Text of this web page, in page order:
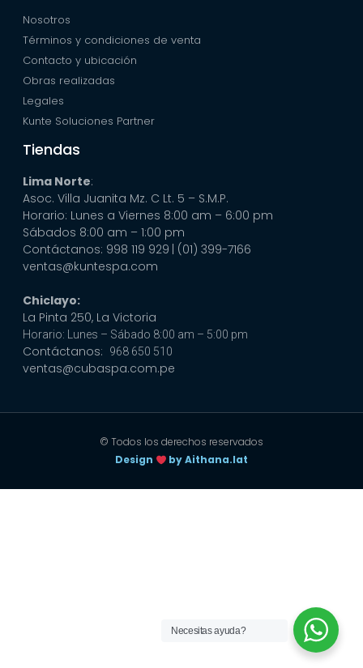
Nosotros
Términos y condiciones de venta
Contacto y ubicación
Obras realizadas
Legales
Kunte Soluciones Partner
Tiendas
Lima Norte:
Asoc. Villa Juanita Mz. C Lt. 5 – S.M.P.
Horario: Lunes a Viernes 8:00 am – 6:00 pm
Sábados 8:00 am – 1:00 pm
Contáctanos: 998 119 929 | (01) 399-7166
ventas@kuntespa.com
Chiclayo:
La Pinta 250, La Victoria
Horario: Lunes – Sábado 8:00 am – 5:00 pm
Contáctanos: 968 650 510
ventas@cubaspa.com.pe
© Todos los derechos reservados
Design
by Aithana.lat
Necesitas ayuda?